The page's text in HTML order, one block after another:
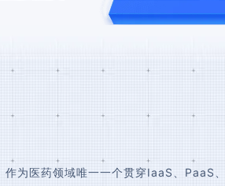
作为医药领域唯一一个贯穿IaaS、PaaS